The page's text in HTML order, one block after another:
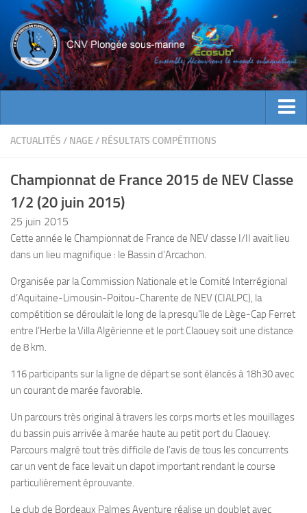
ACTUALITES
INFOS CNV
Bienvenue
Contacts
Documents utiles
Encadrement
Historique
Plouf
ECOLE DE PLONGEE
Formations
Jeune plongeur
Plongeur N1
Plongeur N3
Maintien des acquis
Guide de palanquée N4
ACTUALITÉS / NAGE / RÉSULTATS COMPÉTITIONS
Championnat de France 2015 de NEV Classe
1/2 (20 juin 2015)
25 juin 2015
Cette année le Championnat de France de NEV classe I/II avait lieu
dans un lieu magnifique : le Bassin d’Arcachon.
Organisée par la Commission Nationale et le Comité Interrégional
d’Aquitaine-Limousin-Poitou-Charente de NEV (CIALPC), la
compétition se déroulait le long de la presqu’île de Lège-Cap Ferret
entre l’Herbe la Villa Algérienne et le port Claouey soit une distance
de 8 km.
116 participants sur la ligne de départ se sont élancés à 18h30 avec
un courant de marée favorable.
Un parcours très original à travers les corps morts et les mouillages
du bassin puis arrivée à marée haute au petit port du Claouey.
Parcours malgré tout très difficile de l’avis de tous les concurrents
car un vent de face levait un clapot important rendant le course
particulièrement éprouvante.
Le club de Bordeaux Palmes Aventure réalise un doublet avec